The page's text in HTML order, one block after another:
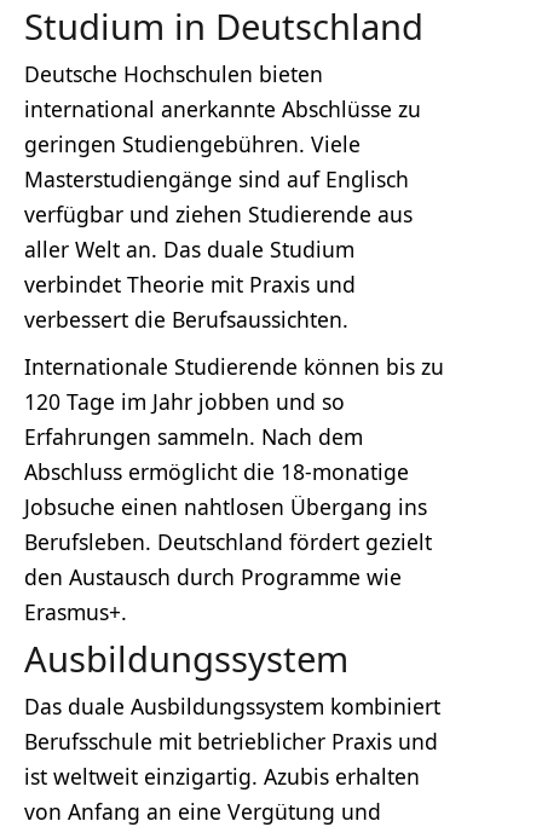
Studium in Deutschland
Deutsche Hochschulen bieten
international anerkannte Abschlüsse zu
geringen Studiengebühren. Viele
Masterstudiengänge sind auf Englisch
verfügbar und ziehen Studierende aus
aller Welt an. Das duale Studium
verbindet Theorie mit Praxis und
verbessert die Berufsaussichten.
Internationale Studierende können bis zu
120 Tage im Jahr jobben und so
Erfahrungen sammeln. Nach dem
Abschluss ermöglicht die 18-monatige
Jobsuche einen nahtlosen Übergang ins
Berufsleben. Deutschland fördert gezielt
den Austausch durch Programme wie
Erasmus+.
Ausbildungssystem
Das duale Ausbildungssystem kombiniert
Berufsschule mit betrieblicher Praxis und
ist weltweit einzigartig. Azubis erhalten
von Anfang an eine Vergütung und